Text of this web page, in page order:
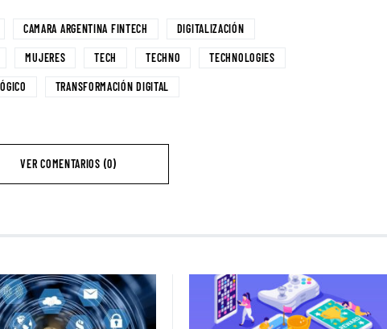
CAMARA ARGENTINA FINTECH DIGITALIZACIÓN
MUJERES TECH TECHNO TECHNOLOGIES
TRANSFORMACIÓN DIGITAL
VER COMENTARIOS (0)